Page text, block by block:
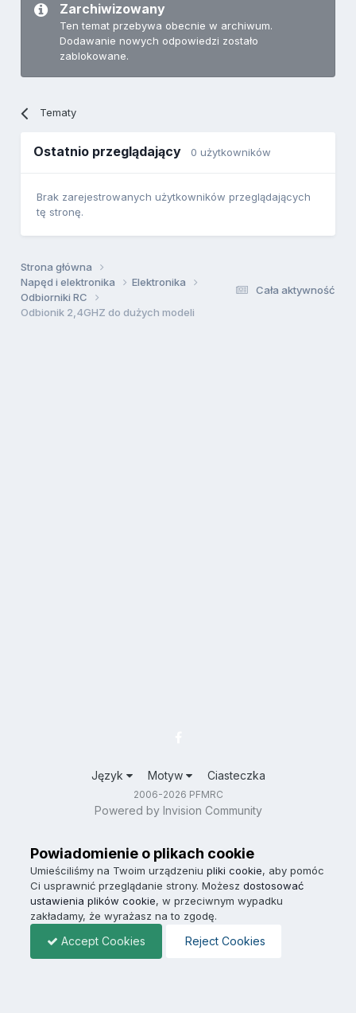
Zarchiwizowany
Ten temat przebywa obecnie w archiwum.
Dodawanie nowych odpowiedzi zostało
zablokowane.
Tematy
Ostatnio przeglądający 0 użytkowników
Brak zarejestrowanych użytkowników przeglądających
tę stronę.
Cała aktywność
Strona główna
Napęd i elektronika
Elektronika
Odbiorniki RC
Odbionik 2,4GHZ do dużych modeli
Język Motyw Ciasteczka
2006-2026 PFMRC
Powered by Invision Community
Powiadomienie o plikach cookie
Umieściliśmy na Twoim urządzeniu pliki cookie, aby pomóc
Ci usprawnić przeglądanie strony. Możesz dostosować
ustawienia plików cookie, w przeciwnym wypadku
zakładamy, że wyrażasz na to zgodę.
Accept Cookies Reject Cookies